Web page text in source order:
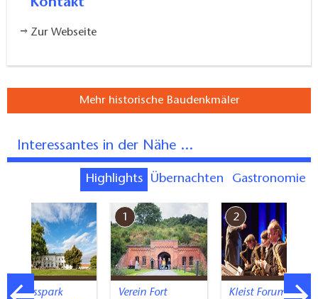
Kontakt
Zur Webseite
Mehr historische Baudenkmäler
Interessantes in der Nähe ...
Highlights Übernachten Gastronomie
Schlosspark
1
Verein Fort
2
Kleist Forum